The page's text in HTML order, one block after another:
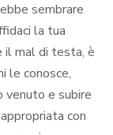
sembrare
la tua
il mal di testa, è
le conosce,
venuto e subire
con